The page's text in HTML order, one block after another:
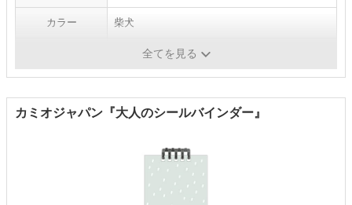
カラー 柴犬
シール堂全てを見る
カミオジャパン『大人のシールバインダー』